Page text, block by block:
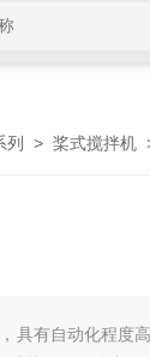
列 > 桨式搅拌机
具有自动化程度